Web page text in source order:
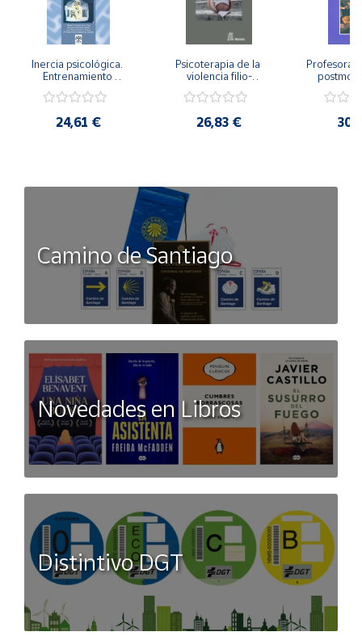
Inercia psicológica.
Entrenamiento
Igualdad de Género.
24,61 €
Psicoterapia de la
violencia filio-
secreto y la
26,83 €
Camino de Santiago
Novedades en Libros
Distintivo DGT